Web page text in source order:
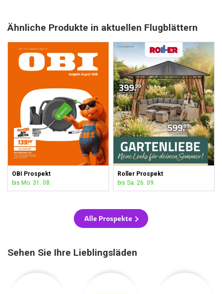
Ähnliche Produkte in aktuellen Flugblättern
OBI Prospekt
bis Mo. 31. 08.
Roller Prospekt
bis Sa. 26. 09.
Alle Prospekte
Sehen Sie Ihre Lieblingsläden